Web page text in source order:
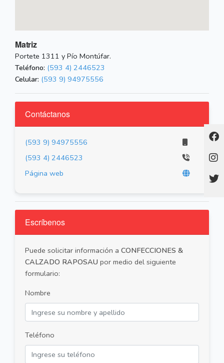
Matriz
Portete 1311 y Pío Montúfar.
Teléfono: (593 4) 2446523
Celular: (593 9) 94975556
Contáctanos
(593 9) 94975556
(593 4) 2446523
Página web
Escríbenos
Puede solicitar información a CONFECCIONES &
CALZADO RAPOSAU por medio del siguiente
formulario:
Nombre
Teléfono